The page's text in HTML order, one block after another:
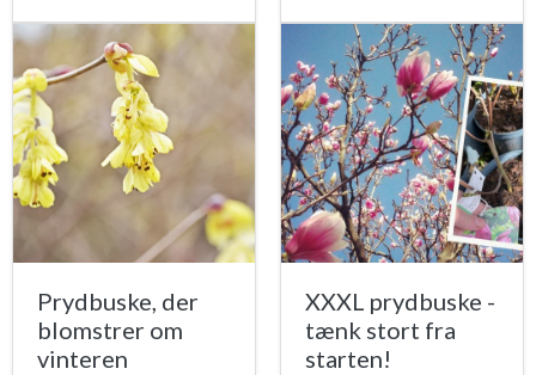
Prydbuske, der
blomstrer om
vinteren
XXXL prydbuske -
tænk stort fra
starten!